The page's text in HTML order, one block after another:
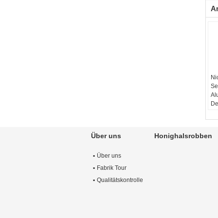
Über uns
Über uns
Fabrik Tour
Qualitätskontrolle
Honighalsrobben